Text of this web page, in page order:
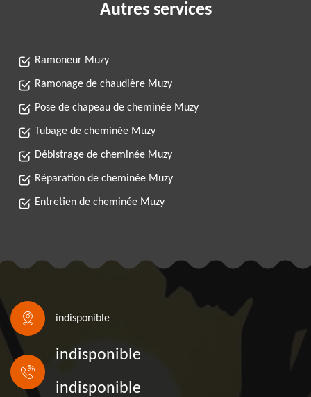
Autres services
Ramoneur Muzy
Ramonage de chaudière Muzy
Pose de chapeau de cheminée Muzy
Tubage de cheminée Muzy
Débistrage de cheminée Muzy
Réparation de cheminée Muzy
Entretien de cheminée Muzy
indisponible
indisponible
indisponible